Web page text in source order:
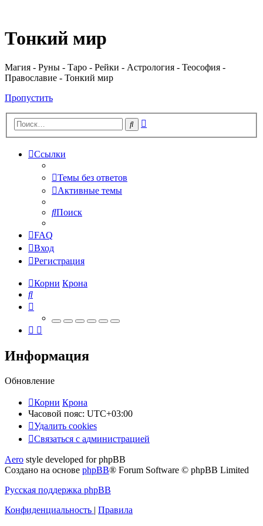
Тонкий мир
Магия - Руны - Таро - Рейки - Астрология - Теософия -
Православие - Тонкий мир
Пропустить
Поиск
Ссылки
Темы без ответов
Активные темы
Поиск
FAQ
Вход
Регистрация
Корни Крона
Поиск
Информация
Обновление
Корни Крона
Часовой пояс: UTC+03:00
Удалить cookies
Связаться
администрацией
Связаться с администрацией
Aero style developed for phpBB
Создано на основе phpBB® Forum Software © phpBB Limited
Русская поддержка phpBB
Конфиденциальность | Правила